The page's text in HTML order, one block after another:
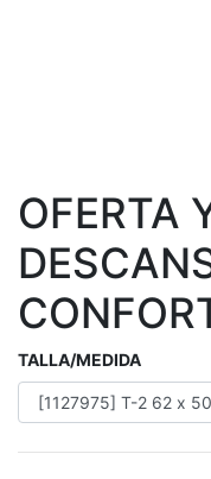
OFERTA
TALLA/MEDIDA